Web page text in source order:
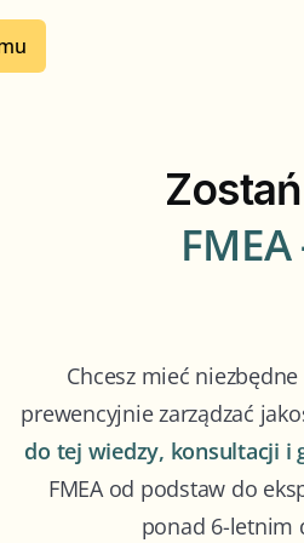
Chcesz mieć
prewencyjnie zarządzać
do tej wiedzy, konsultacji i
FMEA od podstaw do
ponad 6-letnim